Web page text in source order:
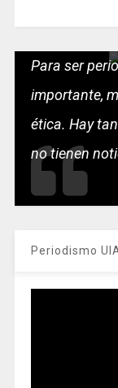
Para ser
importante,
ética. Hay
no tienen
Periodismo